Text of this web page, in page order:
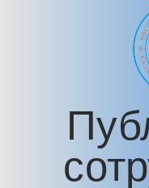
Перейти к основному